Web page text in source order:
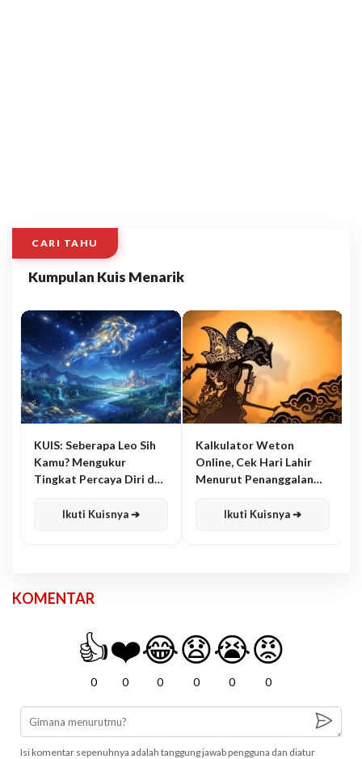
CARI TAHU
Kumpulan Kuis Menarik
KUIS: Seberapa Leo Sih
Kamu? Mengukur
Tingkat Percaya Diri dan
Ikuti Kuisnya ➔
Kalkulator Weton
Online, Cek Hari Lahir
Menurut Penanggalan
Ikuti Kuisnya ➔
KOMENTAR
👍
0
❤️
0
😂
0
😧
0
😭
0
😡
0
Isi komentar sepenuhnya adalah tanggung jawab pengguna dan diatur